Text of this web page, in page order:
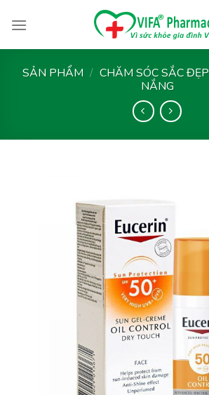
SẢN PHẨM / CHĂM SÓC SẮC ĐẸP
NẮNG